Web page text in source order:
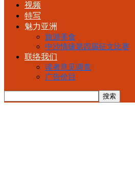
视频
特写
魅力亚洲
旅游美食
中沙情缘第四届征文比赛
联络我们
读者意见调查
广告价目